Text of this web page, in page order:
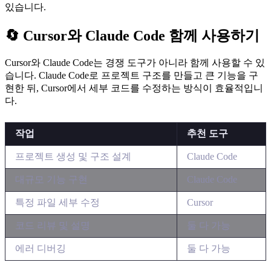
있습니다.
🔄 Cursor와 Claude Code 함께 사용하기
Cursor와 Claude Code는 경쟁 도구가 아니라 함께 사용할 수 있
습니다. Claude Code로 프로젝트 구조를 만들고 큰 기능을 구
현한 뒤, Cursor에서 세부 코드를 수정하는 방식이 효율적입니
다.
작업 추천 도구
프로젝트 생성 및 구조 설계 Claude Code
대규모 기능 구현 Claude Code
특정 파일 세부 수정 Cursor
코드 리뷰 및 설명 둘 다 가능
에러 디버깅 둘 다 가능